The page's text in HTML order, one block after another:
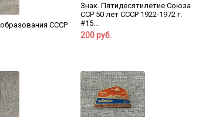
СССР
Знак. Пятидесятилетие Союза
ССР 50 лет СССР 1922-1972 г.
#15...
200 руб.